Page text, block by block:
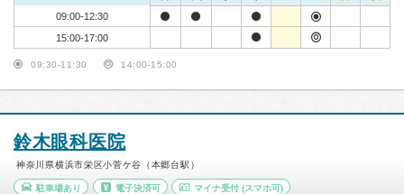
09:00-12:30
15:00-17:00
09:30-11:30 14:00-15:00
鈴木眼科医院
神奈川県横浜市栄区小菅ケ谷（本郷台駅）
駐車場あり 電子決済可 マイナ受付 (スマホ可)